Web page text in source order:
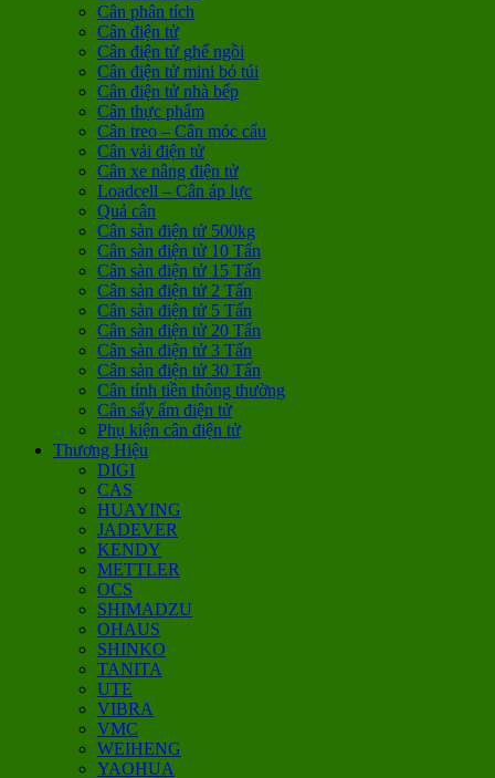
Cân phân tích
Cân điện tử
Cân điện tử ghế ngồi
Cân điện tử mini bỏ túi
Cân điện tử nhà bếp
Cân thực phẩm
Cân treo – Cân móc cẩu
Cân vải điện tử
Cân xe nâng điện tử
Loadcell – Cân áp lực
Quả cân
Cân sàn điện tử 500kg
Cân sàn điện tử 10 Tấn
Cân sàn điện tử 15 Tấn
Cân sàn điện tử 2 Tấn
Cân sàn điện tử 5 Tấn
Cân sàn điện tử 20 Tấn
Cân sàn điện tử 3 Tấn
Cân sàn điện tử 30 Tấn
Cân tính tiền thông thường
Cân sấy ẩm điện tử
Phụ kiện cân điện tử
Thương Hiệu
DIGI
CAS
HUAYING
JADEVER
KENDY
METTLER
OCS
SHIMADZU
OHAUS
SHINKO
TANITA
UTE
VIBRA
VMC
WEIHENG
YAOHUA